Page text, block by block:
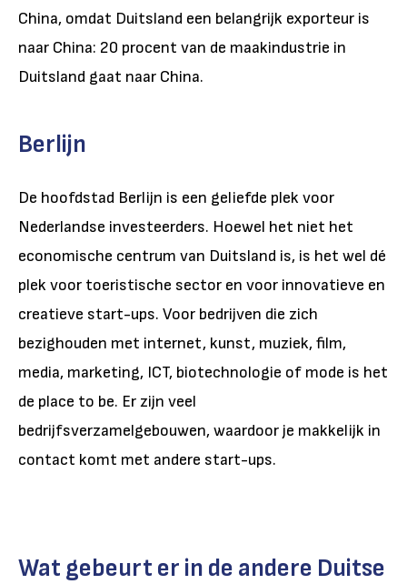
China, omdat Duitsland een belangrijk exporteur is
naar China: 20 procent van de maakindustrie in
Duitsland gaat naar China.
Berlijn
De hoofdstad Berlijn is een geliefde plek voor
Nederlandse investeerders. Hoewel het niet het
economische centrum van Duitsland is, is het wel dé
plek voor toeristische sector en voor innovatieve en
creatieve start-ups. Voor bedrijven die zich
bezighouden met internet, kunst, muziek, film,
media, marketing, ICT, biotechnologie of mode is het
de place to be. Er zijn veel
bedrijfsverzamelgebouwen, waardoor je makkelijk in
contact komt met andere start-ups.
Wat gebeurt er in de andere Duitse